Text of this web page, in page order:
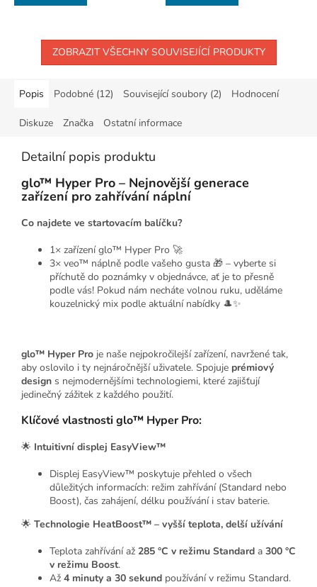
ZOBRAZIT VŠECHNY SOUVISEJÍCÍ PRODUKTY
Popis Podobné (12) Související soubory (2) Hodnocení
Diskuze Značka Ostatní informace
Detailní popis produktu
glo™ Hyper Pro – Nejnovější generace
zařízení pro zahřívání náplní
Co najdete ve startovacím balíčku?
1× zařízení glo™ Hyper Pro 🚀
3× veo™ náplně podle vašeho gusta 🎁 – vyberte si
příchutě do poznámky v objednávce, ať je to přesně
podle vás! Pokud nám necháte volnou ruku, uděláme
kouzelnický mix podle aktuální nabídky 🎩✨
glo™ Hyper Pro je naše nejpokročilejší zařízení, navržené tak,
aby oslovilo i ty nejnáročnější uživatele. Spojuje prémiový
design s nejmodernějšími technologiemi, které zajišťují
jedinečný zážitek z každého použití.
Klíčové vlastnosti glo™ Hyper Pro:
🌟 Intuitivní displej EasyView™
Displej EasyView™ poskytuje přehled o všech
důležitých informacích: režim zahřívání (Standard nebo
Boost), čas zahájení, délku používání i stav baterie.
🌟 Technologie HeatBoost™ – vyšší teplota, delší užívání
Teplota zahřívání až 285 °C v režimu Standard a 300 °C
v režimu Boost.
Až 4 minuty a 30 sekund používání v režimu Standard.